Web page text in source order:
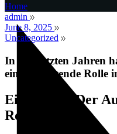
Home
admin
June 8, 2025
Uncategorized
In den letzten Jahren
eine bedeutende Rolle
Einleitung: Der
Rooms